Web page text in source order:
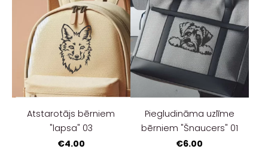
Atstarotājs bērniem
"lapsa" 03
€4.00
Piegludināma uzlīme
bērniem "Šnaucers" 01
€6.00